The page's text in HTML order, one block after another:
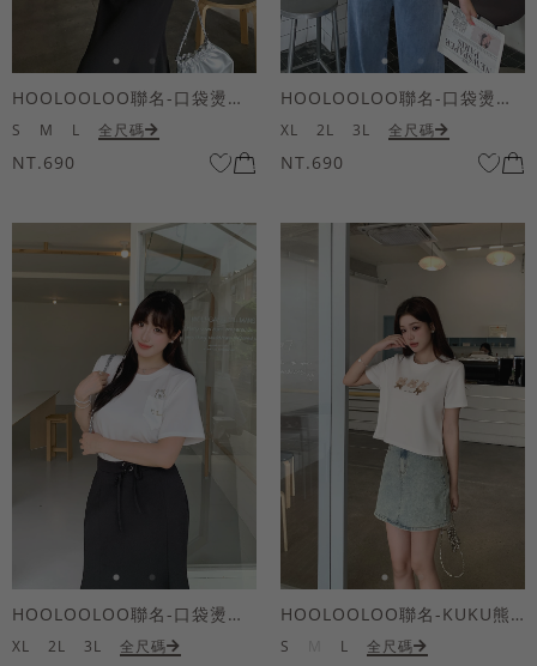
HOOLOOLOO聯名-口袋燙金KUKU熊短袖上衣
S M L 全尺碼
NT.690
HOOLOOLOO聯名-口袋燙金KUKU熊短袖上衣
XL 2L 3L 全尺碼
NT.690
HOOLOOLOO聯名-口袋燙金KUKU熊短袖上衣
XL 2L 3L 全尺碼
HOOLOOLOO聯名-KUKU熊蝴蝶結短袖上衣
S L 全尺碼